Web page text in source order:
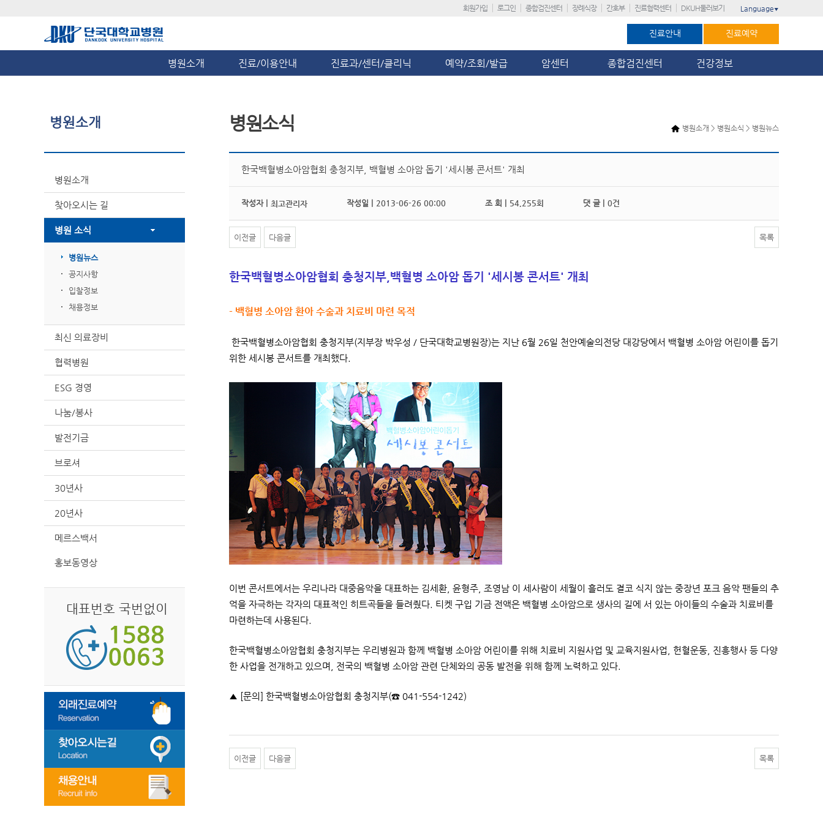
회원가입 로그인 종합검진센터 장례식장 간호부 진료협력센터 DKUH둘러보기 Language ▼
진료안내 진료예약
병원소개 진료/이용안내 진료과/센터/클리닉 예약/조회/발급 암센터 종합검진센터 건강정보
병원소개
병원소개
찾아오시는 길
병원 소식
병원뉴스
공지사항
입찰정보
채용정보
최신 의료장비
협력병원
ESG 경영
나눔/봉사
발전기금
브로셔
30년사
20년사
메르스백서
홍보동영상
대표번호 국번없이
병원소개 > 병원소식 > 병원뉴스
병원소식
한국백혈병소아암협회 충청지부, 백혈병 소아암 돕기 '세시봉 콘서트' 개최
작성자 | 최고관리자 작성일 | 2013-06-26 00:00 조 회 | 54,255회 댓 글 | 0건
이전글 다음글 목록
한국백혈병소아암협회 충청지부, 백혈병 소아암 돕기 '세시봉 콘서트' 개최
- 백혈병 소아암 환아 수술과 치료비 마련 목적
한국백혈병소아암협회 충청지부(지부장 박우성 / 단국대학교병원장)는 지난 6월 26일 천안예술의전당 대강당에서 백혈병 소아암 어린이를 돕기
위한 세시봉 콘서트를 개최했다.
이번 콘서트에서는 우리나라 대중음악을 대표하는 김세환, 윤형주, 조영남 이 세사람이 세월이 흘러도 결코 식지 않는 중장년 포크 음악 팬들의 추
억을 자극하는 각자의 대표적인 히트곡들을 들려줬다. 티켓 구입 기금 전액은 백혈병 소아암으로 생사의 길에 서 있는 아이들의 수술과 치료비를
마련하는데 사용된다.
한국백혈병소아암협회 충청지부는 우리병원과 함께 백혈병 소아암 어린이를 위해 치료비 지원사업 및 교육지원사업, 헌혈운동, 진흥행사 등 다양
한 사업을 전개하고 있으며, 전국의 백혈병 소아암 관련 단체와의 공동 발전을 위해 함께 노력하고 있다.
▲ [문의] 한국백혈병소아암협회 충청지부(☎ 041-554-1242)
이전글 다음글 목록